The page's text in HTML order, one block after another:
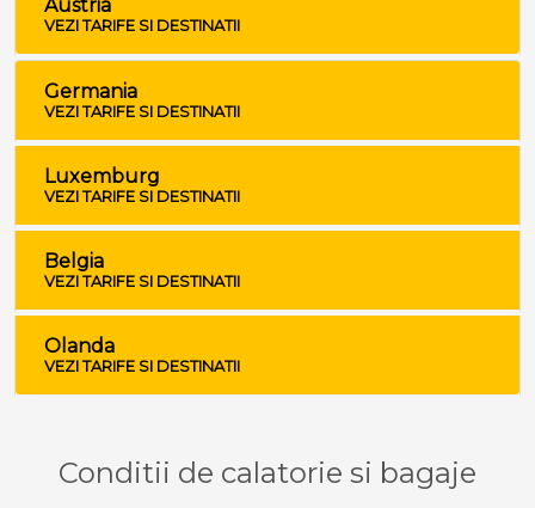
Austria
VEZI TARIFE SI DESTINATII
Germania
VEZI TARIFE SI DESTINATII
Luxemburg
VEZI TARIFE SI DESTINATII
Belgia
VEZI TARIFE SI DESTINATII
Olanda
VEZI TARIFE SI DESTINATII
Conditii de calatorie si bagaje